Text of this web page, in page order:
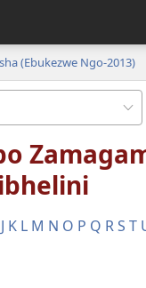
(Ebukezwe Ngo-2013)
J K L M N O P Q RS T